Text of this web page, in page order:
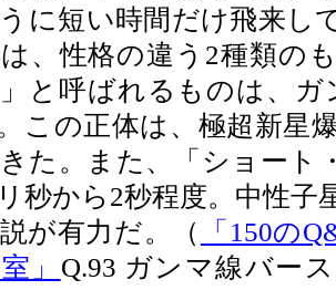
に短い時間だけ飛来し
、性格の違う2種類の
と呼ばれるものは、ガ
この正体は、極超新星
た。また、「ショート
秒から2秒程度。中性子
が有力だ。（
「150の
」 Q.93 ガンマ線バー